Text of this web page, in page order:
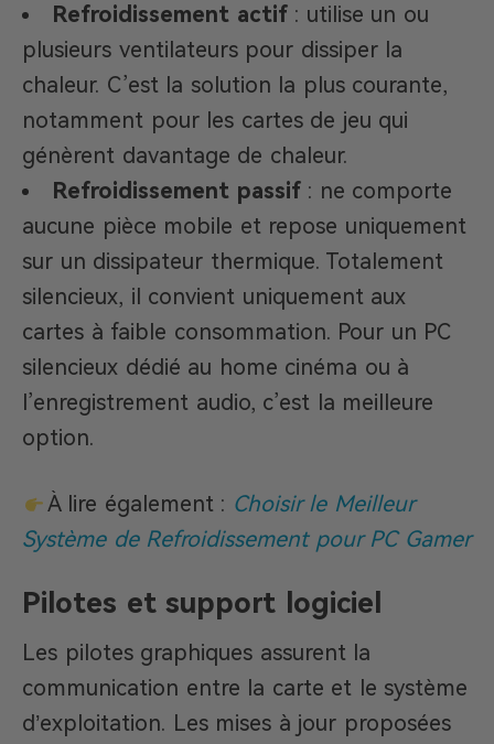
Refroidissement actif: utilise un ou
plusieurs ventilateurs pour dissiper la
chaleur. C’est la solution la plus courante,
notamment pour les cartes de jeu qui
génèrent davantage de chaleur.
Refroidissement passif: ne comporte
aucune pièce mobile et repose uniquement
sur un dissipateur thermique. Totalement
silencieux, il convient uniquement aux
cartes à faible consommation. Pour un PC
silencieux dédié au home cinéma ou à
l’enregistrement audio, c’est la meilleure
option.
À lire également : Choisir le Meilleur
Système de Refroidissement pour PC Gamer
Pilotes et support logiciel
Les pilotes graphiques assurent la
communication entre la carte et le système
d’exploitation. Les mises à jour proposées